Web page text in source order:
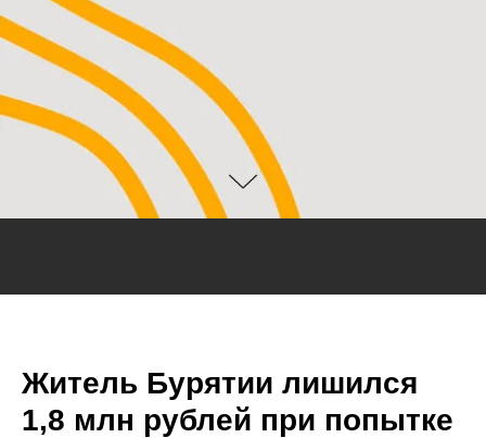
Житель Бурятии лишился
1,8 млн рублей при попытке